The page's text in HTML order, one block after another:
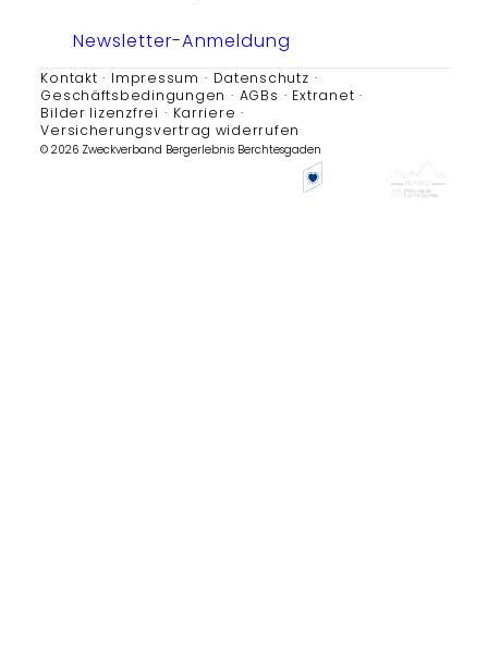
Newsletter-Anmeldung
Kontakt Impressum
Datenschutz
Geschäftsbedingungen
AGBs
Extranet
Bilder lizenzfrei
Karriere
Versicherungsvertrag widerrufen
© 2026 Zweckverband Bergerlebnis Berchtesgaden